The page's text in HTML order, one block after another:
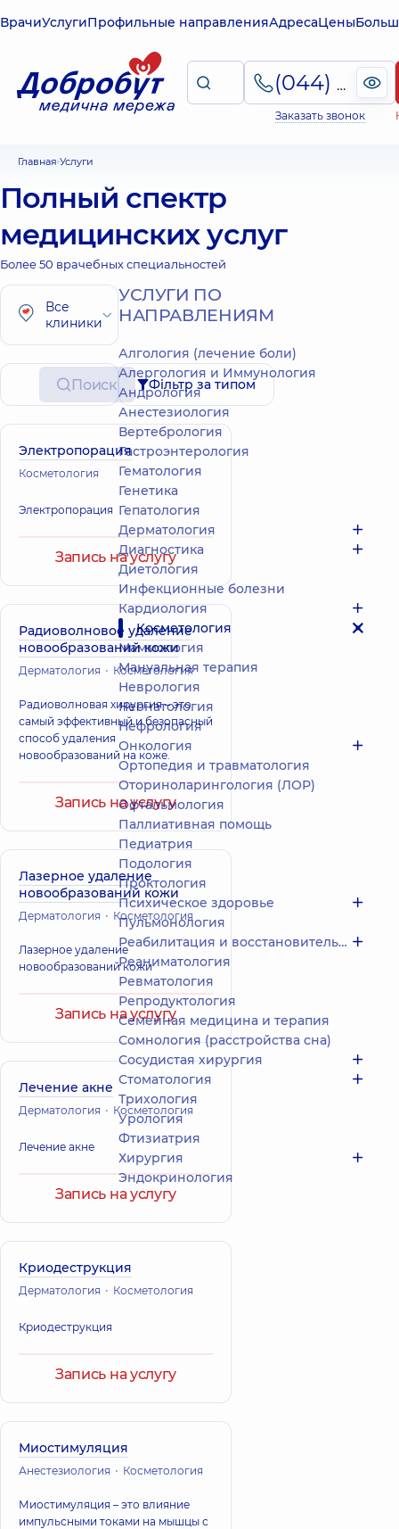
ВрачиУслугиПрофильные направленияАдресаЦены
(044) 495-2-888
Заказать звонок
Главная Услуги
Полный спектр
медицинских услуг
Более 50 врачебных специальностей
Все
клиники
Поиск Фільтр за типом
Электропорация
Косметология
Электропорация
Запись на услугу
Радиоволновое удаление
новообразований кожи
Дерматология Косметология
Радиоволновая хирургия – это
самый эффективный и безопасный
способ удаления
новообразований на коже.
Запись на услугу
Лазерное удаление
новообразований кожи
Дерматология Косметология
Лазерное удаление
новообразований кожи
Запись на услугу
Лечение акне
Дерматология Косметология
Лечение акне
Запись на услугу
Криодеструкция
Дерматология Косметология
Криодеструкция
Запись на услугу
Миостимуляция
Анестезиология Косметология
Миостимуляция – это влияние
импульсными токами на мышцы с
УСЛУГИ ПО
НАПРАВЛЕНИЯМ
Алгология (лечение боли)
Алергология и Иммунология
Андрология
Анестезиология
Вертебрология
Гастроэнтерология
Гематология
Генетика
Гепатология
Дерматология
Диагностика
Диетология
Инфекционные болезни
Кардиология
Косметология
Маммология
Мануальная терапия
Неврология
Неонатология
Нефрология
Онкология
Ортопедия и травматология
Оториноларингология (ЛОР)
Офтальмология
Паллиативная помощь
Педиатрия
Подология
Проктология
Психическое здоровье
Пульмонология
Реабилитация и восстановительное лечение
Реаниматология
Ревматология
Репродуктология
Семейная медицина и терапия
Сомнология (расстройства сна)
Сосудистая хирургия
Стоматология
Трихология
Урология
Фтизиатрия
Хирургия
Эндокринология